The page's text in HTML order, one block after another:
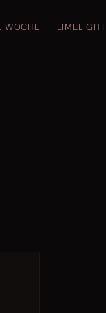
WOCHE LIMELIGHT